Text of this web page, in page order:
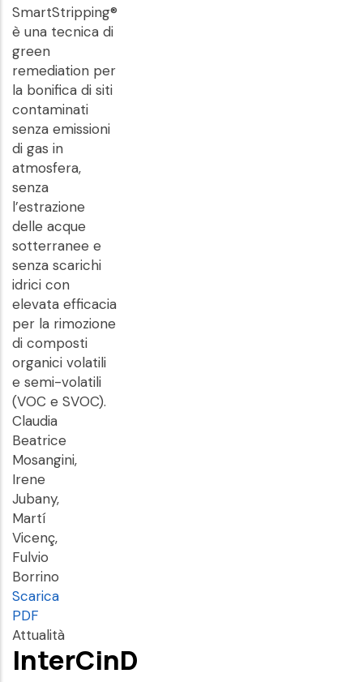
SmartStripping®
è una tecnica di
green
remediation per
la bonifica di siti
contaminati
senza emissioni
di gas in
atmosfera,
senza
l’estrazione
delle acque
sotterranee e
senza scarichi
idrici con
elevata efficacia
per la rimozione
di composti
organici volatili
e semi-volatili
(VOC e SVOC).
Claudia
Beatrice
Mosangini,
Irene
Jubany,
Martí
Vicenç,
Fulvio
Borrino
Scarica
PDF
Attualità
InterCinD